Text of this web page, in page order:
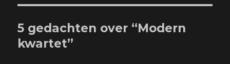
5 gedachten over “Modern
kwartet”